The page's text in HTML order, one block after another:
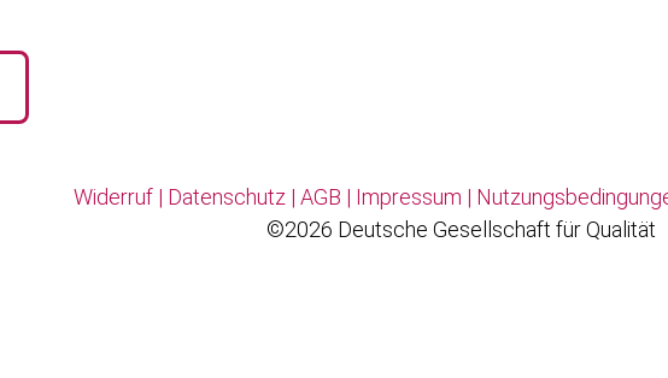
Widerruf | Datenschutz | AGB | Impressum |
©2026 Deutsche Gesellschaft für Qualität